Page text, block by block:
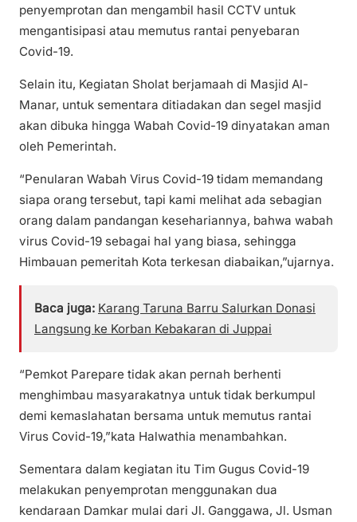
penyemprotan dan mengambil hasil CCTV untuk
mengantisipasi atau memutus rantai penyebaran
Covid-19.
Selain itu, Kegiatan Sholat berjamaah di Masjid Al-
Manar, untuk sementara ditiadakan dan segel masjid
akan dibuka hingga Wabah Covid-19 dinyatakan aman
oleh Pemerintah.
“Penularan Wabah Virus Covid-19 tidam memandang
siapa orang tersebut, tapi kami melihat ada sebagian
orang dalam pandangan kesehariannya, bahwa wabah
virus Covid-19 sebagai hal yang biasa, sehingga
Himbauan pemeritah Kota terkesan diabaikan,”ujarnya.
Baca juga: Karang Taruna Barru Salurkan Donasi
Langsung ke Korban Kebakaran di Juppai
“Pemkot Parepare tidak akan pernah berhenti
menghimbau masyarakatnya untuk tidak berkumpul
demi kemaslahatan bersama untuk memutus rantai
Virus Covid-19,”kata Halwathia menambahkan.
Sementara dalam kegiatan itu Tim Gugus Covid-19
melakukan penyemprotan menggunakan dua
kendaraan Damkar mulai dari Jl. Ganggawa, Jl. Usman